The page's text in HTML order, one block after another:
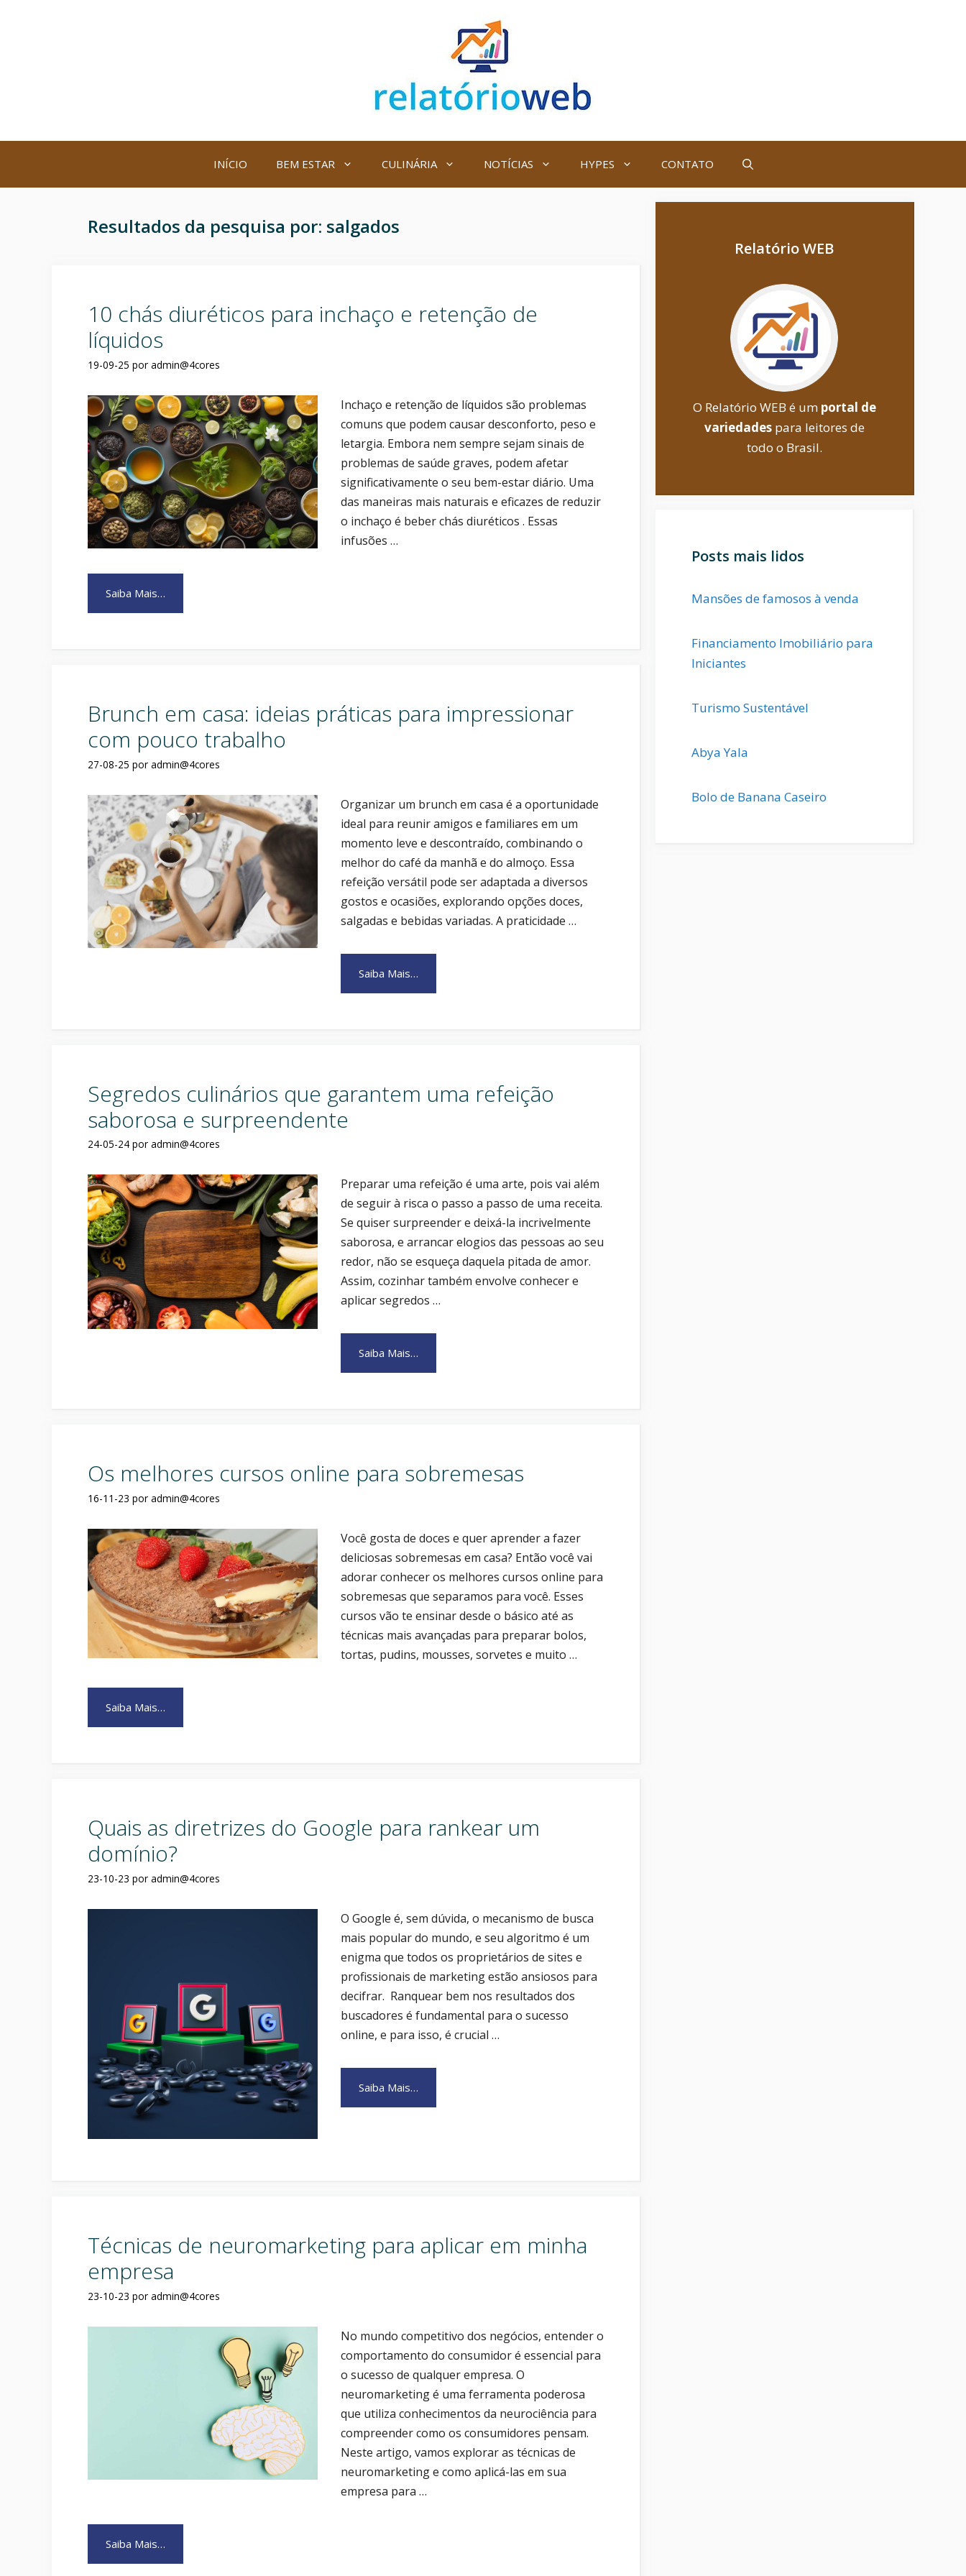
INÍCIO BEM ESTAR CULINÁRIA NOTÍCIAS HYPES CONTATO
Resultados da pesquisa por: salgados
10 chás diuréticos para inchaço e retenção de
líquidos
19-09-25 por admin@4cores
Inchaço e retenção de líquidos são problemas
comuns que podem causar desconforto, peso e
letargia. Embora nem sempre sejam sinais de
problemas de saúde graves, podem afetar
significativamente o seu bem-estar diário. Uma
das maneiras mais naturais e eficazes de reduzir
o inchaço é beber chás diuréticos . Essas
infusões …
Saiba Mais…
Brunch em casa: ideias práticas para impressionar
com pouco trabalho
27-08-25 por admin@4cores
Organizar um brunch em casa é a oportunidade
ideal para reunir amigos e familiares em um
momento leve e descontraído, combinando o
melhor do café da manhã e do almoço. Essa
refeição versátil pode ser adaptada a diversos
gostos e ocasiões, explorando opções doces,
salgadas e bebidas variadas. A praticidade …
Saiba Mais…
Segredos culinários que garantem uma refeição
saborosa e surpreendente
24-05-24 por admin@4cores
Preparar uma refeição é uma arte, pois vai além
de seguir à risca o passo a passo de uma receita.
Se quiser surpreender e deixá-la incrivelmente
saborosa, e arrancar elogios das pessoas ao seu
redor, não se esqueça daquela pitada de amor.
Assim, cozinhar também envolve conhecer e
aplicar segredos …
Saiba Mais…
Os melhores cursos online para sobremesas
16-11-23 por admin@4cores
Você gosta de doces e quer aprender a fazer
deliciosas sobremesas em casa? Então você vai
adorar conhecer os melhores cursos online para
sobremesas que separamos para você. Esses
cursos vão te ensinar desde o básico até as
técnicas mais avançadas para preparar bolos,
tortas, pudins, mousses, sorvetes e muito …
Saiba Mais…
Quais as diretrizes do Google para rankear um
domínio?
23-10-23 por admin@4cores
O Google é, sem dúvida, o mecanismo de busca
mais popular do mundo, e seu algoritmo é um
enigma que todos os proprietários de sites e
profissionais de marketing estão ansiosos para
decifrar. Ranquear bem nos resultados dos
buscadores é fundamental para o sucesso
online, e para isso, é crucial …
Saiba Mais…
Técnicas de neuromarketing para aplicar em minha
empresa
23-10-23 por admin@4cores
No mundo competitivo dos negócios, entender o
comportamento do consumidor é essencial para
o sucesso de qualquer empresa. O
neuromarketing é uma ferramenta poderosa
que utiliza conhecimentos da neurociência para
compreender como os consumidores pensam.
Neste artigo, vamos explorar as técnicas de
neuromarketing e como aplicá-las em sua
empresa para …
Saiba Mais…
Relatório WEB
O Relatório WEB é um portal de
variedadespara leitores de
todo o Brasil.
Posts mais lidos
Mansões de famosos à venda
Financiamento Imobiliário para
Iniciantes
Turismo Sustentável
Abya Yala
Bolo de Banana Caseiro